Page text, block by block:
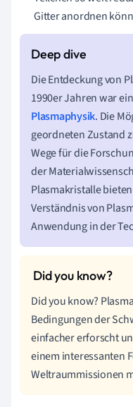
Gitter anordnen
Die Entdeckung von
1990er Jahren war
Plasmaphysik. Die
geordneten Zustand
Wege für die
der
Plasmakristalle
Verständnis von
Anwendung in der
Did you know?
Bedingungen der
einfacher erforscht
einem interessanten
Weltraummissionen